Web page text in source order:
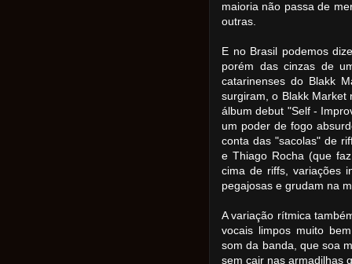
maioria não passa de
outras.
E no Brasil podemos
porém das cinzas de
catarinenses do Blakk
surgiram, o Blakk Market
álbum debut "Self -
um poder de fogo
conta das "sacolas" de
e Thiago Rocha (que
cima de riffs, variações
pegajosas e grudam na
A variação rítmica
vocais limpos muito
som da banda, que soa
sem cair nas armadilhas